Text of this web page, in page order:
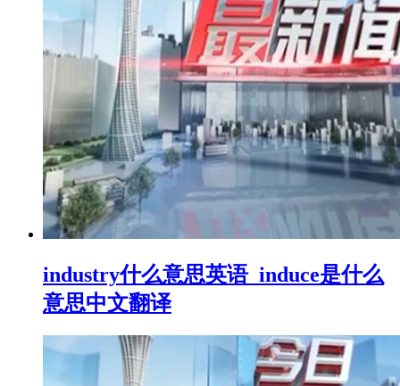
industry什么意思英语_induce是什么
意思中文翻译